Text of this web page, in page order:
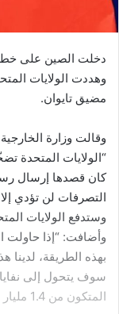
دخلت الصين على خط
وهددت الولايات
مضيق تايوان.
وقالت وزارة
“الولايات المتحدة
كان قصدها إرسال
التصرفات لن تؤدي
وستدفع الولايات
وأضافت: “إذا حاولت
بهذه الطريقة، لدينا
سوف يتحول إلى
المتكون من 1.4 مليار صيني”.